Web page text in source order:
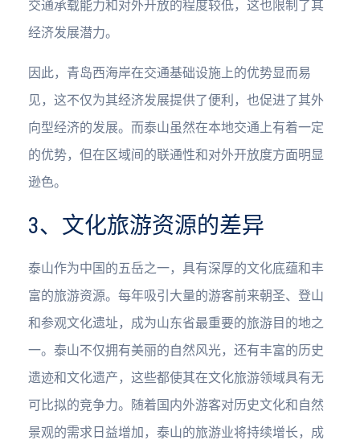
交通承载能力和对外开放的程度较低，这也限制了其
经济发展潜力。
因此，青岛西海岸在交通基础设施上的优势显而易
见，这不仅为其经济发展提供了便利，也促进了其外
向型经济的发展。而泰山虽然在本地交通上有着一定
的优势，但在区域间的联通性和对外开放度方面明显
逊色。
3、文化旅游资源的差异
泰山作为中国的五岳之一，具有深厚的文化底蕴和丰
富的旅游资源。每年吸引大量的游客前来朝圣、登山
和参观文化遗址，成为山东省最重要的旅游目的地之
一。泰山不仅拥有美丽的自然风光，还有丰富的历史
遗迹和文化遗产，这些都使其在文化旅游领域具有无
可比拟的竞争力。随着国内外游客对历史文化和自然
景观的需求日益增加，泰山的旅游业将持续增长，成